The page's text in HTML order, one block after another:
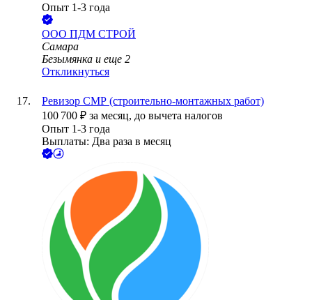
Опыт 1-3 года
ООО ПДМ СТРОЙ
Самара
Безымянка и еще 2
Откликнуться
Ревизор СМР (строительно-монтажных работ)
100 700 ₽ за месяц, до вычета налогов
Опыт 1-3 года
Выплаты: Два раза в месяц